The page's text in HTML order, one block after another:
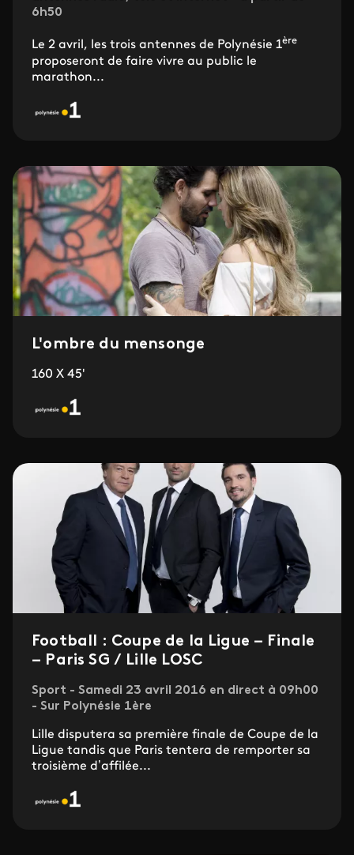
6h50
Le 2 avril, les trois antennes de Polynésie 1ère
proposeront de faire vivre au public le
marathon...
L'ombre du mensonge
160 X 45'
Football : Coupe de la Ligue – Finale
– Paris SG / Lille LOSC
Sport - Samedi 23 avril 2016 en direct à 09h00
- Sur Polynésie 1ère
Lille disputera sa première finale de Coupe de la
Ligue tandis que Paris tentera de remporter sa
troisième d’affilée...